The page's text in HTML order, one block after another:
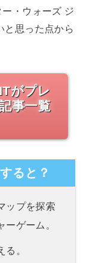
・ウォーズ ジ
と思った点から
がプレ
事一覧
ると？
ップを探索
ゲーム。
。